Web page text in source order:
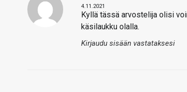
4.11.2021
Kyllä tässä arvostelija olisi
käsilaukku olalla.
Kirjaudu sisään vastataksesi